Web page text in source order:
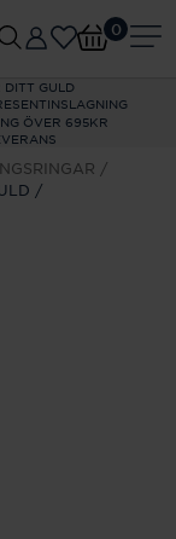
DITT GULD
ÖVER 695KR
0